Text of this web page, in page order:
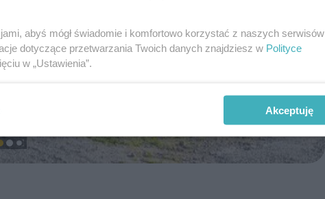
abyś mógł świadomie i komfortowo korzystać z naszych serwisów
dotyczące przetwarzania Twoich danych znajdziesz w Polityce
w „Ustawienia”.
Akceptuję